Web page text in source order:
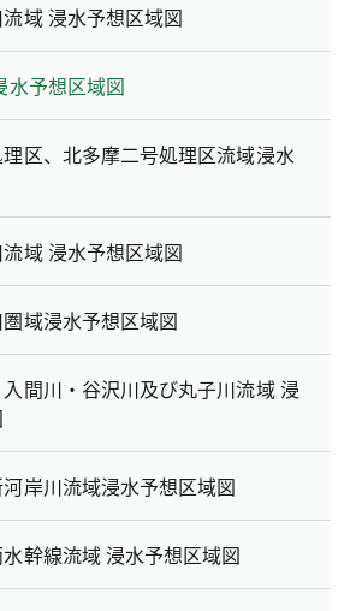
域 浸水予想区域図
水予想区域図
区、北多摩二号処理区流域浸水
域 浸水予想区域図
域浸水予想区域図
間川・谷沢川及び丸子川流域 浸
岸川流域浸水予想区域図
幹線流域 浸水予想区域図